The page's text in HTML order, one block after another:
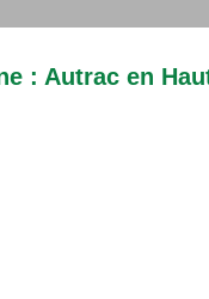
: Autrac en